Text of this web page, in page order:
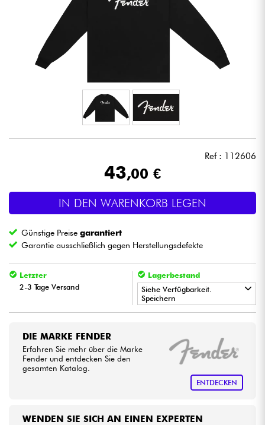
Synths & samplers
Studio
Kopfhörer
Licht
Violinen & Quartett
Kabel & Zubehöre
Bundle
Ref : 112606
43,00 €
IN DEN WARENKORB LEGEN
Günstige Preisegarantiert
Garantie ausschließlich gegen Herstellungsdefekte
Letzter
2-3 Tage Versand
Lagerbestand
Siehe Verfügbarkeit.
Speichern
DIE MARKE FENDER
Erfahren Sie mehr über die Marke
Fender und entdecken Sie den
gesamten Katalog.
ENTDECKEN
WENDEN SIE SICH AN EINEN EXPERTEN